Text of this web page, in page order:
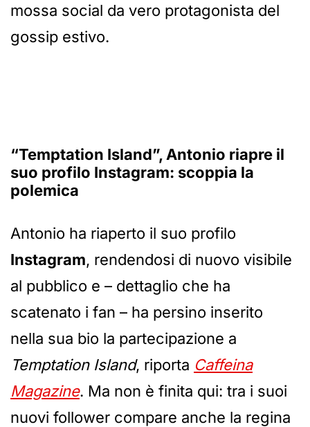
mossa social da vero protagonista del
gossip estivo.
“Temptation Island”, Antonio riapre il
suo profilo Instagram: scoppia la
polemica
Antonio ha riaperto il suo profilo
Instagram, rendendosi di nuovo visibile
al pubblico e – dettaglio che ha
scatenato i fan – ha persino inserito
nella sua bio la partecipazione a
Temptation Island, riporta Caffeina
Magazine. Ma non è finita qui: tra i suoi
nuovi follower compare anche la regina